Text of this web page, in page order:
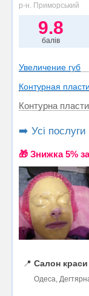
р-н. Приморський
9.8
балів
Увеличение губ
Контурная
Контурна
➡️ Усі послуги
🎁 Знижка 5%
📍 Салон
Одеса,